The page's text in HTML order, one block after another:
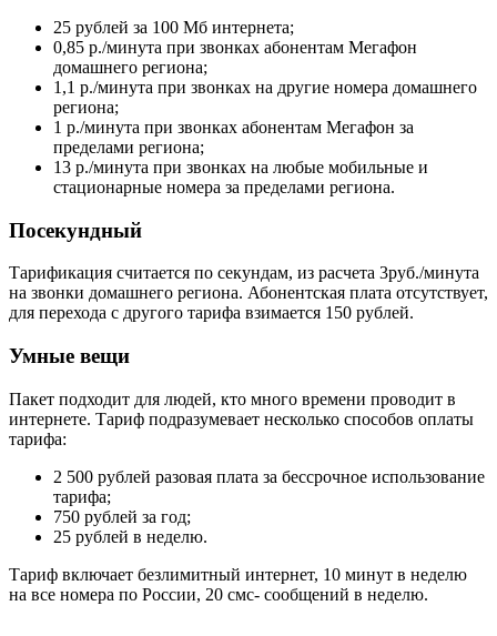
25 рублей за 100 Мб интернета;
0,85 р./минута при звонках абонентам Мегафон
домашнего региона;
1,1 р./минута при звонках на другие номера домашнего
региона;
1 р./минута при звонках абонентам Мегафон за
пределами региона;
13 р./минута при звонках на любые мобильные и
стационарные номера за пределами региона.
Посекундный
Тарификация считается по секундам, из расчета 3руб./минута
на звонки домашнего региона. Абонентская плата отсутствует,
для перехода с другого тарифа взимается 150 рублей.
Умные вещи
Пакет подходит для людей, кто много времени проводит в
интернете. Тариф подразумевает несколько способов оплаты
тарифа:
2 500 рублей разовая плата за бессрочное использование
тарифа;
750 рублей за год;
25 рублей в неделю.
Тариф включает безлимитный интернет, 10 минут в неделю
на все номера по России, 20 смс- сообщений в неделю.